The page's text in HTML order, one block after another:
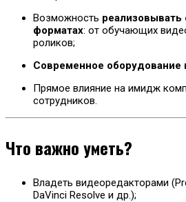
Возможность реализовывать
форматах: от обучающих
роликов;
Современное оборудование
Прямое влияние на имидж
сотрудников.
Что важно уметь?
Владеть видеоредакторами
DaVinci Resolve и др.);